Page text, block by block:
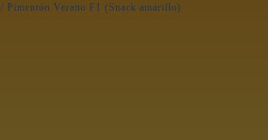
/ Pimentón Verano F1 (Snack amarillo)